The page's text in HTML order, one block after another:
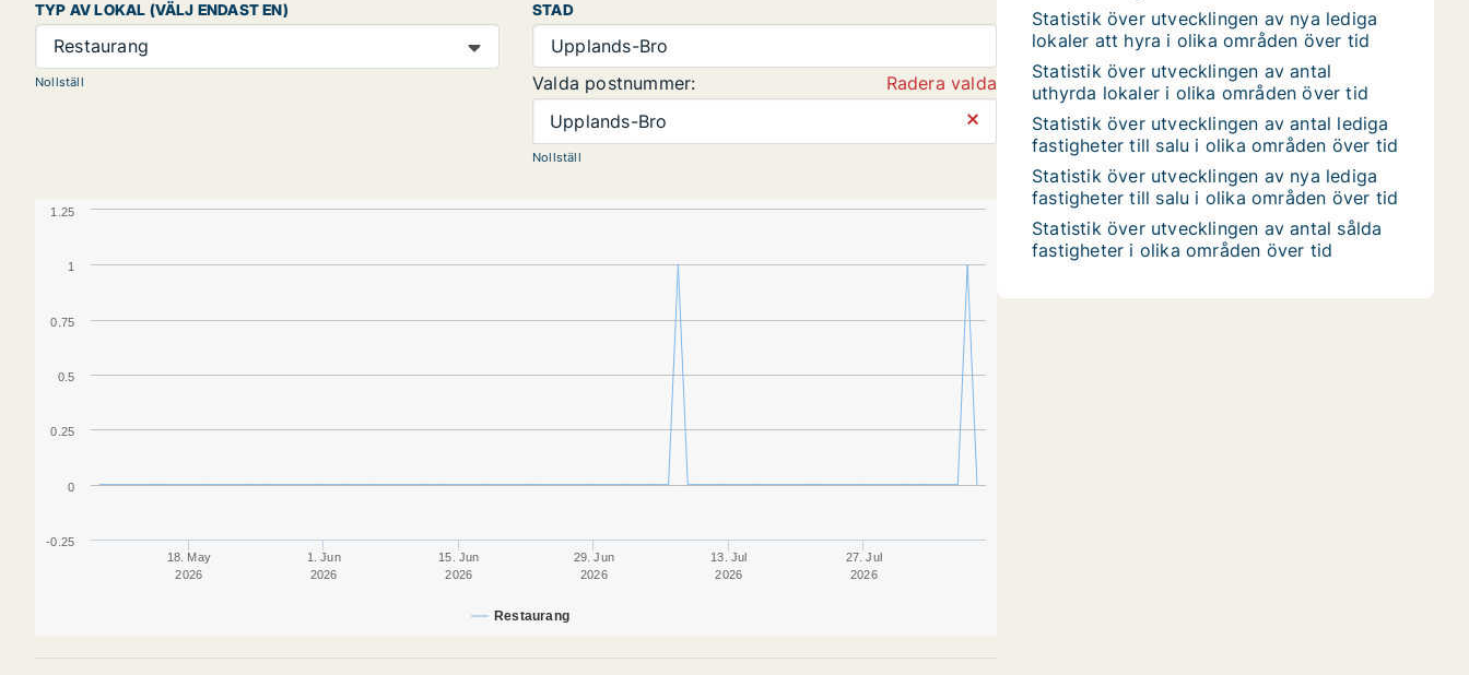
TYP AV LOKAL (VÄLJ ENDAST EN)
Restaurang
Nollställ
STAD
Upplands-Bro
Valda postnummer:
Radera valda
Upplands-Bro
⨯
Nollställ
Restaurang
18. May
2026
1. Jun
2026
15. Jun
2026
29. Jun
2026
13. Jul
2026
27. Jul
2026
0
1
-0.25
0.25
0.5
0.75
1.25
Statistik över utvecklingen av nya lediga
lokaler att hyra i olika områden över tid
Statistik över utvecklingen av antal
uthyrda lokaler i olika områden över tid
Statistik över utvecklingen av antal lediga
fastigheter till salu i olika områden över tid
Statistik över utvecklingen av nya lediga
fastigheter till salu i olika områden över tid
Statistik över utvecklingen av antal sålda
fastigheter i olika områden över tid